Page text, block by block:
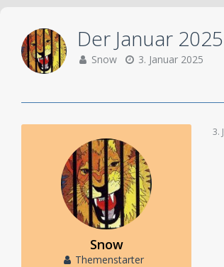
Der Januar
Snow 3. Januar 2025
Snow
Themenstarter
3.